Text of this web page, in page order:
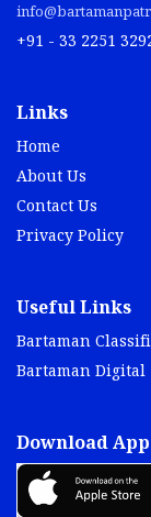
+91 - 33 2251
Links
Home
About Us
Contact Us
Privacy Policy
Useful Links
Bartaman
Bartaman Digital
Download App